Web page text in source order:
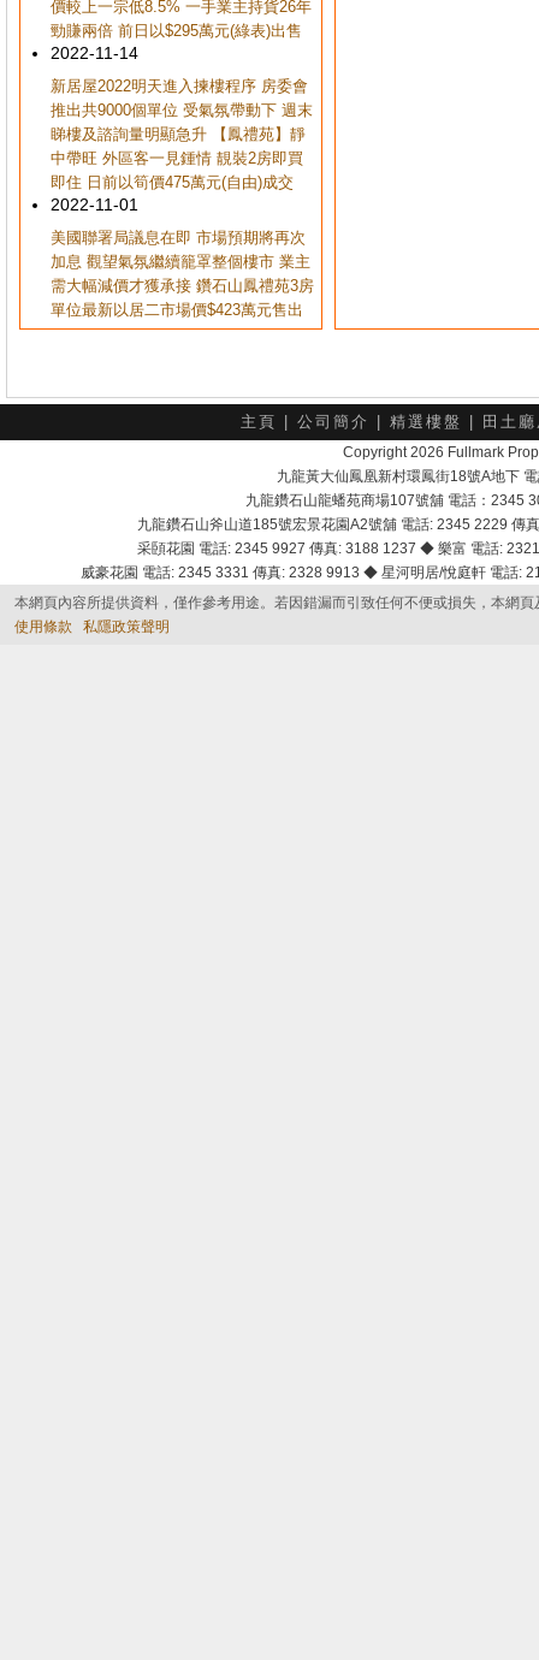
價較上一宗低8.5% 一手業主持貨26年
勁賺兩倍 前日以$295萬元(綠表)出售
2022-11-14
新居屋2022明天進入揀樓程序 房委會
推出共9000個單位 受氣氛帶動下 週末
睇樓及諮詢量明顯急升 【鳳禮苑】靜
中帶旺 外區客一見鍾情 靚裝2房即買
即住 日前以筍價475萬元(自由)成交
2022-11-01
美國聯署局議息在即 市場預期將再次
加息 觀望氣氛繼續籠罩整個樓市 業主
需大幅減價才獲承接 鑽石山鳳禮苑3房
單位最新以居二市場價$423萬元售出
主頁 公司簡介 精選樓盤 田土
Copyright 2026 Fullmark
九龍黃大仙鳳凰新村環鳳街18號A地下
九龍鑽石山龍蟠苑商場107號舖 電話：2345
九龍鑽石山斧山道185號宏景花園A2號舖 電話: 2345 2229
采頣花園 電話: 2345 9927 傳真: 3188 1237 ◆ 樂富 電話:
威豪花園 電話: 2345 3331 傳真: 2328 9913 ◆ 星河明居/悅庭軒 電話
本網頁內容所提供資料，僅作參考用途。若因錯漏而引致任何不便或損失，本網
使用條款
私隱政策聲明